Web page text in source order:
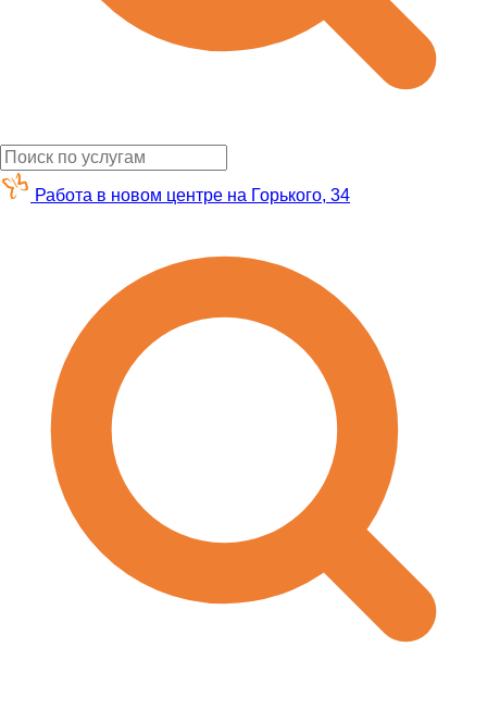
Работа в новом центре на Горького, 34